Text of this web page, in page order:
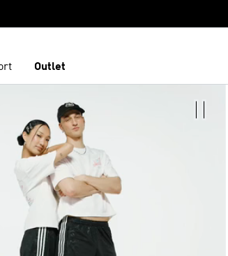
Outlet